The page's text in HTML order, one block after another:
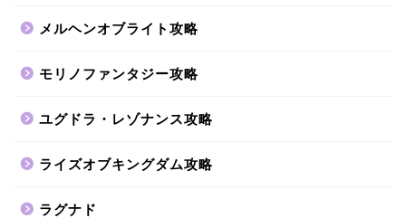
メルヘンオブライト攻略
モリノファンタジー攻略
ユグドラ・レゾナンス攻略
ライズオブキングダム攻略
ラグナド